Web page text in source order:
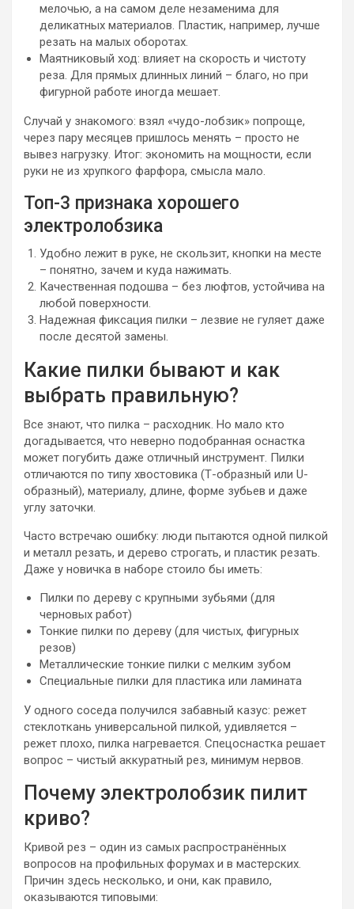
мелочью, а на самом деле незаменима для
деликатных материалов. Пластик, например, лучше
резать на малых оборотах.
Маятниковый ход: влияет на скорость и чистоту
реза. Для прямых длинных линий – благо, но при
фигурной работе иногда мешает.
Случай у знакомого: взял «чудо-лобзик» попроще,
через пару месяцев пришлось менять – просто не
вывез нагрузку. Итог: экономить на мощности, если
руки не из хрупкого фарфора, смысла мало.
Топ-3 признака хорошего
электролобзика
Удобно лежит в руке, не скользит, кнопки на месте
– понятно, зачем и куда нажимать.
Качественная подошва – без люфтов, устойчива на
любой поверхности.
Надежная фиксация пилки – лезвие не гуляет даже
после десятой замены.
Какие пилки бывают и как
выбрать правильную?
Все знают, что пилка – расходник. Но мало кто
догадывается, что неверно подобранная оснастка
может погубить даже отличный инструмент. Пилки
отличаются по типу хвостовика (Т-образный или U-
образный), материалу, длине, форме зубьев и даже
углу заточки.
Часто встречаю ошибку: люди пытаются одной пилкой
и металл резать, и дерево строгать, и пластик резать.
Даже у новичка в наборе стоило бы иметь:
Пилки по дереву с крупными зубьями (для
черновых работ)
Тонкие пилки по дереву (для чистых, фигурных
резов)
Металлические тонкие пилки с мелким зубом
Специальные пилки для пластика или ламината
У одного соседа получился забавный казус: режет
стеклоткань универсальной пилкой, удивляется –
режет плохо, пилка нагревается. Спецоснастка решает
вопрос – чистый аккуратный рез, минимум нервов.
Почему электролобзик пилит
криво?
Кривой рез – один из самых распространённых
вопросов на профильных форумах и в мастерских.
Причин здесь несколько, и они, как правило,
оказываются типовыми: